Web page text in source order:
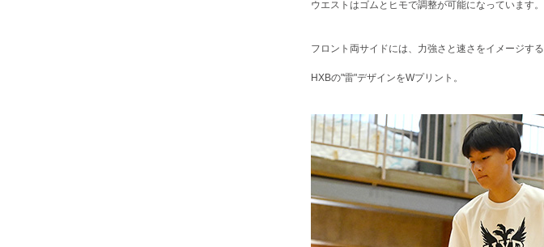
ウエストはゴムとヒモで調整が可能になっています。
フロント両サイドには、力強さと速さをイメージする
HXBの"雷"デザインをWプリント。